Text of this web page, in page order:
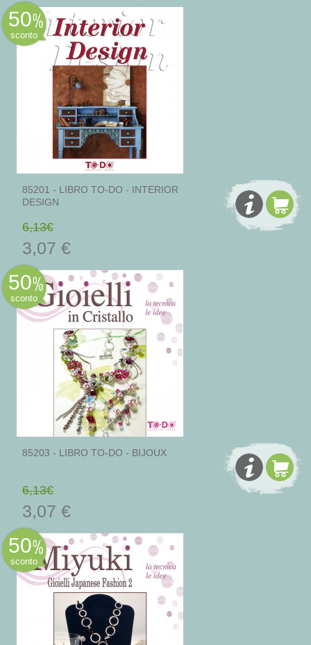
50
sconto
85201 - LIBRO TO-DO - INTERIOR
DESIGN
6,13€
3,07 €
50
sconto
85203 - LIBRO TO-DO - BIJOUX
6,13€
3,07 €
50
sconto